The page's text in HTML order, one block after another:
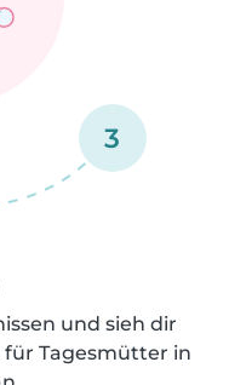
3
und sieh dir
Tagesmütter in